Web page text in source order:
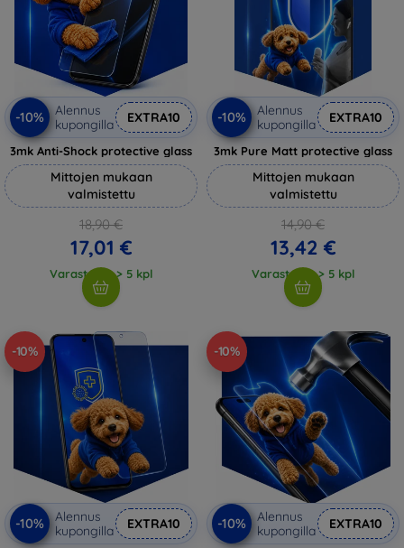
-10%
Alennus
kupongilla
EXTRA10
3mk Anti-Shock protective glass
Mittojen mukaan
valmistettu
18,90 €
17,01 €
Varastossa > 5 kpl
-10%
Alennus
kupongilla
EXTRA10
3mk Pure Matt protective glass
Mittojen mukaan
valmistettu
14,90 €
13,42 €
Varastossa > 5 kpl
-10%
-10%
Alennus
kupongilla
EXTRA10
-10%
-10%
Alennus
kupongilla
EXTRA10